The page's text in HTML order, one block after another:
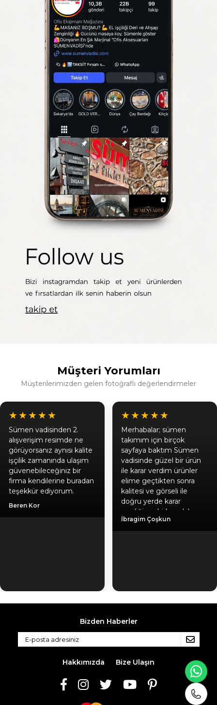
Müşteri Yorumları
Müşterilerimizden gelen fotoğraflı değerlendirmeler
★★★★★
Sümen vadisinden 2.
alışverişim resimde ne
görüyorsanız aynısı kalite
işçilik zamanında ulaşım
güvenebileceğiniz bir
firma kendilerine buradan
teşekkür ediyorum.
Beren Kor
★★★★★
Merhabalar; sümen
takımım için birçok
sayfaya baktım Sümen
vadisinde güzel bir ürün
ile karar verdim ürünler
elime geçtikten sonra
kalitesi ve görseli ile
doğru yerde karar
verdiğime birkez daha
emin oldum, hediyeniz
için ayrıca teşekkür
İbragim Çoşkun
Bizden Haberler
Hakkımızda Bize Ulaşın